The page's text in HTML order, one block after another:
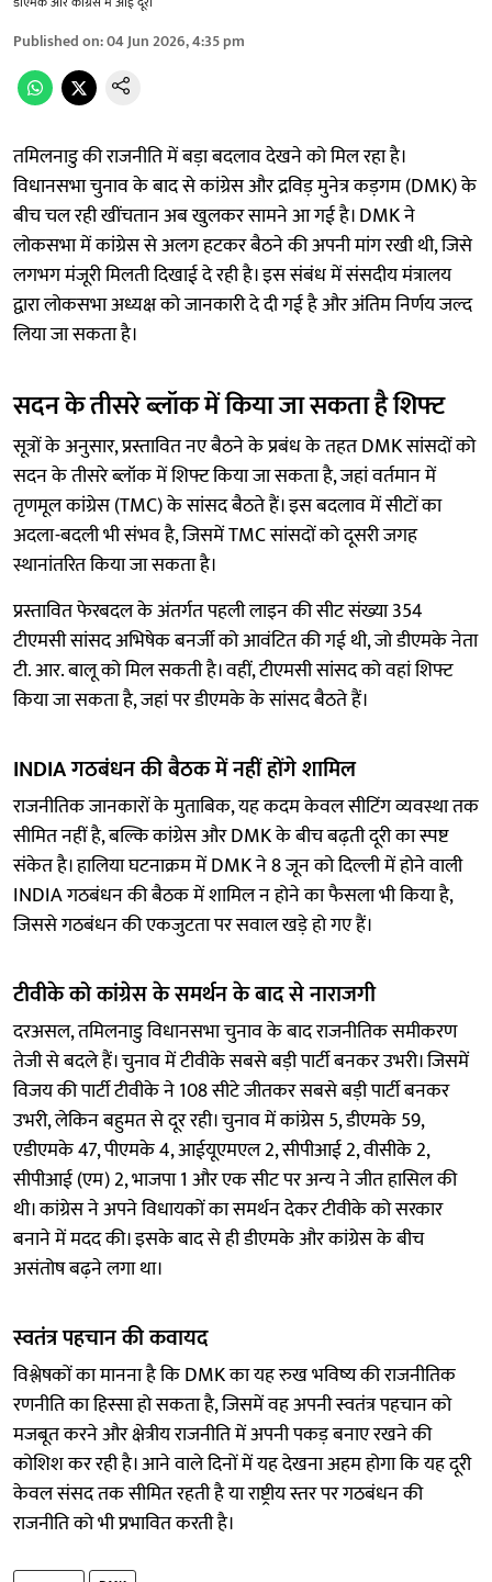
Published on:04 Jun 2026, 4:35 pm
तमिलनाडु की राजनीति में बड़ा बदलाव देखने को मिल रहा है।
विधानसभा चुनाव के बाद से कांग्रेस और द्रविड़ मुनेत्र कड़गम (DMK) के
बीच चल रही खींचतान अब खुलकर सामने आ गई है। DMK ने
लोकसभा में कांग्रेस से अलग हटकर बैठने की अपनी मांग रखी थी, जिसे
लगभग मंजूरी मिलती दिखाई दे रही है। इस संबंध में संसदीय मंत्रालय
द्वारा लोकसभा अध्यक्ष को जानकारी दे दी गई है और अंतिम निर्णय जल्द
लिया जा सकता है।
सदन के तीसरे ब्लॉक में किया जा सकता है शिफ्ट
सूत्रों के अनुसार, प्रस्तावित नए बैठने के प्रबंध के तहत DMK सांसदों को
सदन के तीसरे ब्लॉक में शिफ्ट किया जा सकता है, जहां वर्तमान में
तृणमूल कांग्रेस (TMC) के सांसद बैठते हैं। इस बदलाव में सीटों का
अदला-बदली भी संभव है, जिसमें TMC सांसदों को दूसरी जगह
स्थानांतरित किया जा सकता है।
प्रस्तावित फेरबदल के अंतर्गत पहली लाइन की सीट संख्या 354
टीएमसी सांसद अभिषेक बनर्जी को आवंटित की गई थी, जो डीएमके नेता
टी. आर. बालू को मिल सकती है। वहीं, टीएमसी सांसद को वहां शिफ्ट
किया जा सकता है, जहां पर डीएमके के सांसद बैठते हैं।
INDIA गठबंधन की बैठक में नहीं होंगे शामिल
राजनीतिक जानकारों के मुताबिक, यह कदम केवल सीटिंग व्यवस्था तक
सीमित नहीं है, बल्कि कांग्रेस और DMK के बीच बढ़ती दूरी का स्पष्ट
संकेत है। हालिया घटनाक्रम में DMK ने 8 जून को दिल्ली में होने वाली
INDIA गठबंधन की बैठक में शामिल न होने का फैसला भी किया है,
जिससे गठबंधन की एकजुटता पर सवाल खड़े हो गए हैं।
टीवीके को कांग्रेस के समर्थन के बाद से नाराजगी
दरअसल, तमिलनाडु विधानसभा चुनाव के बाद राजनीतिक समीकरण
तेजी से बदले हैं। चुनाव में टीवीके सबसे बड़ी पार्टी बनकर उभरी। जिसमें
विजय की पार्टी टीवीके ने 108 सीटे जीतकर सबसे बड़ी पार्टी बनकर
उभरी, लेकिन बहुमत से दूर रही। चुनाव में कांग्रेस 5, डीएमके 59,
एडीएमके 47, पीएमके 4, आईयूएमएल 2, सीपीआई 2, वीसीके 2,
सीपीआई (एम) 2, भाजपा 1 और एक सीट पर अन्य ने जीत हासिल की
थी। कांग्रेस ने अपने विधायकों का समर्थन देकर टीवीके को सरकार
बनाने में मदद की। इसके बाद से ही डीएमके और कांग्रेस के बीच
असंतोष बढ़ने लगा था।
स्वतंत्र पहचान की कवायद
विश्लेषकों का मानना है कि DMK का यह रुख भविष्य की राजनीतिक
रणनीति का हिस्सा हो सकता है, जिसमें वह अपनी स्वतंत्र पहचान को
मजबूत करने और क्षेत्रीय राजनीति में अपनी पकड़ बनाए रखने की
कोशिश कर रही है। आने वाले दिनों में यह देखना अहम होगा कि यह दूरी
केवल संसद तक सीमित रहती है या राष्ट्रीय स्तर पर गठबंधन की
राजनीति को भी प्रभावित करती है।